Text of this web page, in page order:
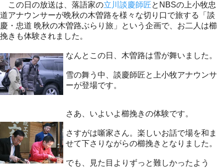
この日の放送は、落語家の立川談慶師匠とNBSの上小牧忠
道アナウンサーが晩秋の木曽路を様々な切り口で旅する「談
慶・忠道 晩秋の木曽路ぶらり旅」という企画で、お二人は櫛
挽きも体験されました。
なんとこの日、木曽路は雪が舞いました。
雪の舞う中、談慶師匠と上小牧アナウンサ
ーが登場です。
さあ、いよいよ櫛挽きの体験です。
さすがは噺家さん。楽しいお話で場を和ま
せて下さりながらの櫛挽きとなりました。
でも、見た目よりずっと難しかったよう